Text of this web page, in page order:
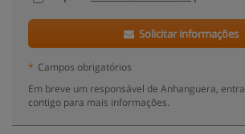
Solicitar informações
* Campos obrigatórios
Em breve um responsável de Anhanguera,
contigo para mais informações.